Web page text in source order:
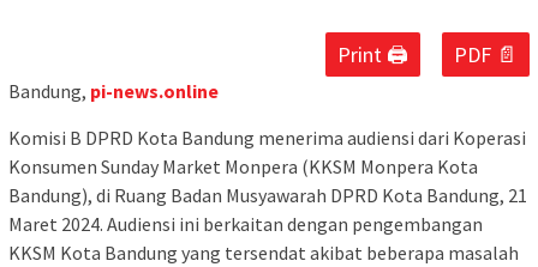
Print 🖨 PDF 📄
Bandung, pi-news.online
Komisi B DPRD Kota Bandung menerima audiensi dari Koperasi
Konsumen Sunday Market Monpera (KKSM Monpera Kota
Bandung), di Ruang Badan Musyawarah DPRD Kota Bandung, 21
Maret 2024. Audiensi ini berkaitan dengan pengembangan
KKSM Kota Bandung yang tersendat akibat beberapa masalah